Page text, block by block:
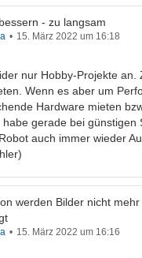
- zu langsam
15. März 2022 um 16:18
nur Hobby-Projekte an.
Wenn es aber um
Hardware mieten
gerade bei günstigen
auch immer wieder
werden Bilder nicht
15. März 2022 um 16:16